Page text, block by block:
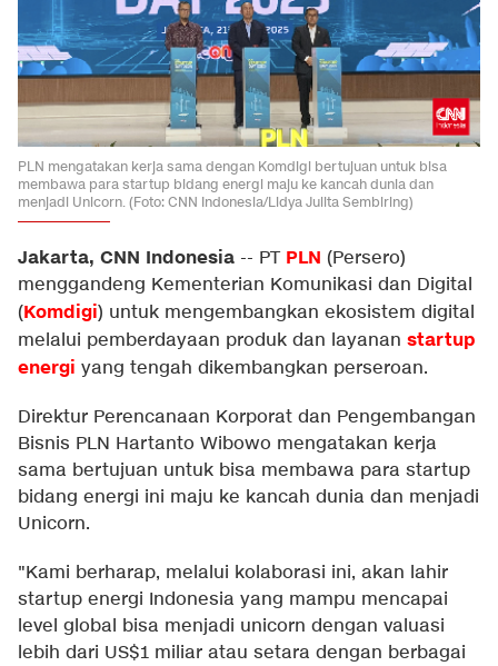
PLN mengatakan kerja sama dengan Komdigi bertujuan untuk bisa
membawa para startup bidang energi maju ke kancah dunia dan
menjadi Unicorn. (Foto: CNN Indonesia/Lidya Julita Sembiring)
Jakarta, CNN Indonesia -- PT PLN (Persero)
menggandeng Kementerian Komunikasi dan Digital
(Komdigi) untuk mengembangkan ekosistem digital
melalui pemberdayaan produk dan layanan startup
energi yang tengah dikembangkan perseroan.
Direktur Perencanaan Korporat dan Pengembangan
Bisnis PLN Hartanto Wibowo mengatakan kerja
sama bertujuan untuk bisa membawa para startup
bidang energi ini maju ke kancah dunia dan menjadi
Unicorn.
"Kami berharap, melalui kolaborasi ini, akan lahir
startup energi Indonesia yang mampu mencapai
level global bisa menjadi unicorn dengan valuasi
lebih dari US$1 miliar atau setara dengan berbagai